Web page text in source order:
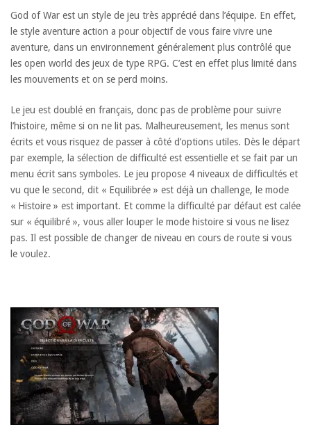
God of War est un style de jeu très apprécié dans l’équipe. En effet,
le style aventure action a pour objectif de vous faire vivre une
aventure, dans un environnement généralement plus contrôlé que
les open world des jeux de type RPG. C’est en effet plus limité dans
les mouvements et on se perd moins.
Le jeu est doublé en français, donc pas de problème pour suivre
l’histoire, même si on ne lit pas. Malheureusement, les menus sont
écrits et vous risquez de passer à côté d’options utiles. Dès le départ
par exemple, la sélection de difficulté est essentielle et se fait par un
menu écrit sans symboles. Le jeu propose 4 niveaux de difficultés et
vu que le second, dit « Equilibrée » est déjà un challenge, le mode
« Histoire » est important. Et comme la difficulté par défaut est calée
sur « équilibré », vous aller louper le mode histoire si vous ne lisez
pas. Il est possible de changer de niveau en cours de route si vous
le voulez.